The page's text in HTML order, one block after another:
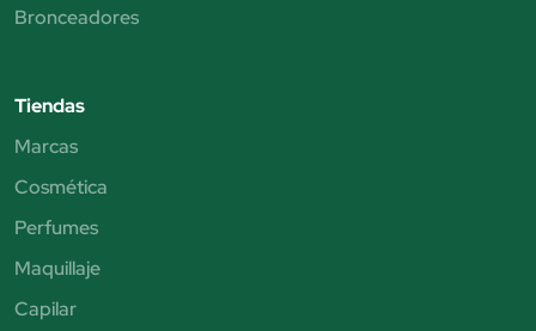
Bronceadores
Tiendas
Marcas
Cosmética
Perfumes
Maquillaje
Capilar